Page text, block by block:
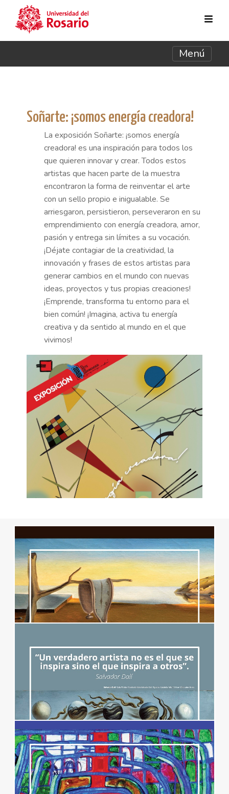
Menú
Soñarte: ¡somos energía creadora!
La exposición Soñarte: ¡somos energía
creadora! es una inspiración para todos los
que quieren innovar y crear. Todos estos
artistas que hacen parte de la muestra
encontraron la forma de reinventar el arte
con un sello propio e inigualable. Se
arriesgaron, persistieron, perseveraron en su
emprendimiento con energía creadora, amor,
pasión y entrega sin límites a su vocación.
¡Déjate contagiar de la creatividad, la
innovación y frases de estos artistas para
generar cambios en el mundo con nuevas
ideas, proyectos y tus propias creaciones!
¡Emprende, transforma tu entorno para el
bien común! ¡Imagina, activa tu energía
creativa y da sentido al mundo en el que
vivimos!